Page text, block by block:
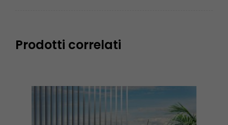
Prodotti correlati